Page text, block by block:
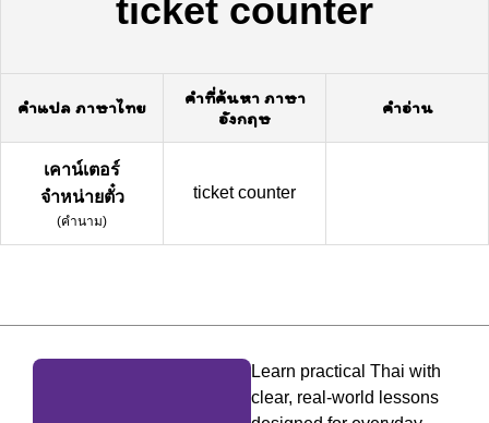
ticket counter
คำแปล ภาษาไทย
คำที่ค้นหา ภาษา
อังกฤษ
คำอ่าน
เคาน์เตอร์
จำหน่ายตั๋ว
(คำนาม)
ticket counter
Learn practical Thai with
clear, real-world lessons